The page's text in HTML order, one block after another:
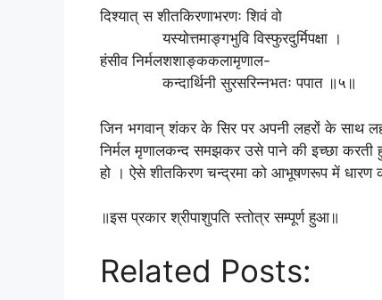
दिश्यात् स शीतकिरणाभरणः शिवं वो
यस्योत्तमाङ्गभुवि विस्फुरदुर्मिपक्षा ।
हंसीव निर्मलशशाङ्ककलामृणाल-
कन्दार्थिनी सुरसरिन्नभतः पपात ॥५॥
जिन भगवान् शंकर के सिर पर अपनी लहरों के साथ
निर्मल मृणालकन्द समझकर उसे पाने की इच्छा
हो । ऐसे शीतकिरण चन्द्रमा को आभूषणरूप में
॥इस प्रकार श्रीपाशुपति स्तोत्र सम्पूर्ण हुआ॥
Related Posts: